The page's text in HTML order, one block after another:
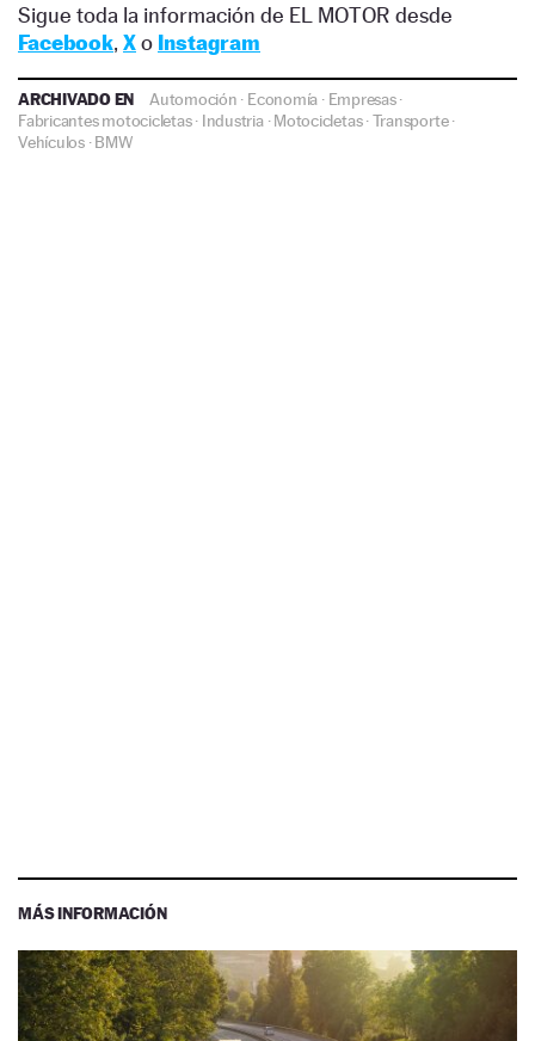
Sigue toda la información de EL MOTOR desde
Facebook, Xo Instagram
ARCHIVADO EN Automoción · Economía · Empresas·
Fabricantes motocicletas· Industria·Motocicletas·Transporte·
Vehículos·BMW
MÁS INFORMACIÓN